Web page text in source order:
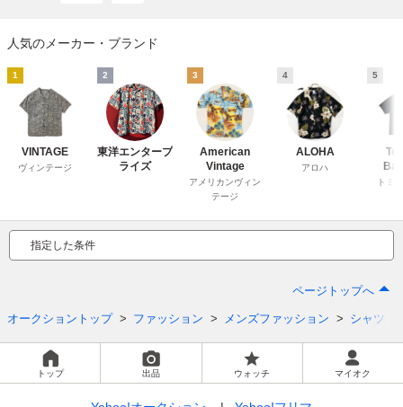
人気のメーカー・ブランド
1
VINTAGE
ヴィンテージ
2
東洋エンタープ
ライズ
3
American
Vintage
アメリカンヴィン
テージ
4
ALOHA
アロハ
5
トミ
指定した条件
ページトップへ
オークショントップ ファッション メンズファッション シャツ
トップ 出品 ウォッチ マイオク